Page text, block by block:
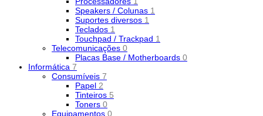
Speakers / Colunas 1
Suportes diversos 1
Teclados 1
Touchpad / Trackpad 1
Telecomunicações 0
Placas Base / Motherboards 0
Informática 7
Consumíveis 7
Papel 2
Tinteiros 5
Toners 0
Equipamentos 0